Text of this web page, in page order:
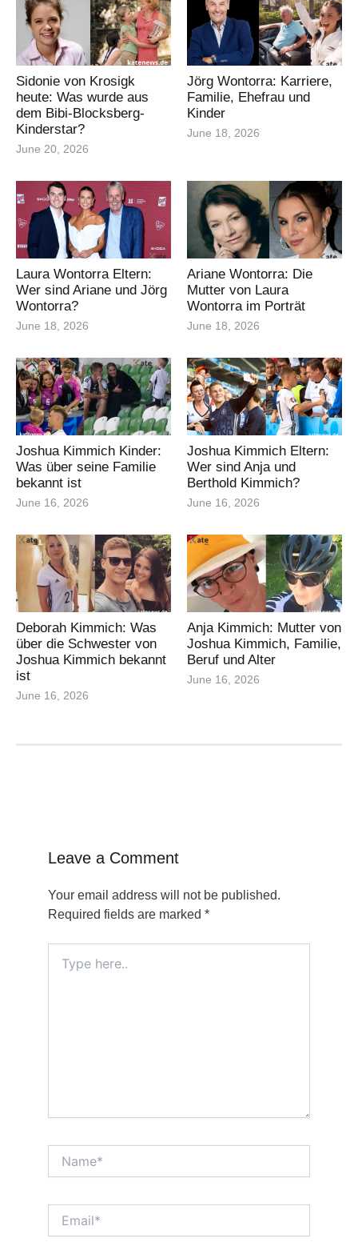
Sidonie von Krosigk
heute: Was wurde aus
dem Bibi-Blocksberg-
Kinderstar?
June 20, 2026
Jörg Wontorra: Karriere,
Familie, Ehefrau und
Kinder
June 18, 2026
Laura Wontorra Eltern:
Wer sind Ariane und Jörg
Wontorra?
June 18, 2026
Ariane Wontorra: Die
Mutter von Laura
Wontorra im Porträt
June 18, 2026
Joshua Kimmich Kinder:
Was über seine Familie
bekannt ist
June 16, 2026
Joshua Kimmich Eltern:
Wer sind Anja und
Berthold Kimmich?
June 16, 2026
Deborah Kimmich: Was
über die Schwester von
Joshua Kimmich bekannt
ist
June 16, 2026
Anja Kimmich: Mutter von
Joshua Kimmich, Familie,
Beruf und Alter
June 16, 2026
Leave a Comment
Your email address will not be published.
Required fields are marked *
here..